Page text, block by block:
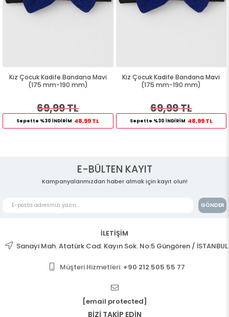
Kız Çocuk Kadife Bandana Mavi
(175 mm-190 mm)
69,99 TL
Sepette %30 İNDİRİM 48,99 TL
Kız Çocuk Kadife Bandana Mavi
(175 mm-190 mm)
69,99 TL
Sepette %30 İNDİRİM 48,99 TL
E-BÜLTEN KAYIT
Kampanyalarımızdan haber almak için kayıt olun!
GÖNDER
İLETİŞİM
Sanayi Mah. Atatürk Cad. Kayın Sok. No:5 Güngören / İSTANBUL
Müşteri Hizmetleri: +90 212 505 55 77
[email protected]
BİZİ TAKİP EDİN